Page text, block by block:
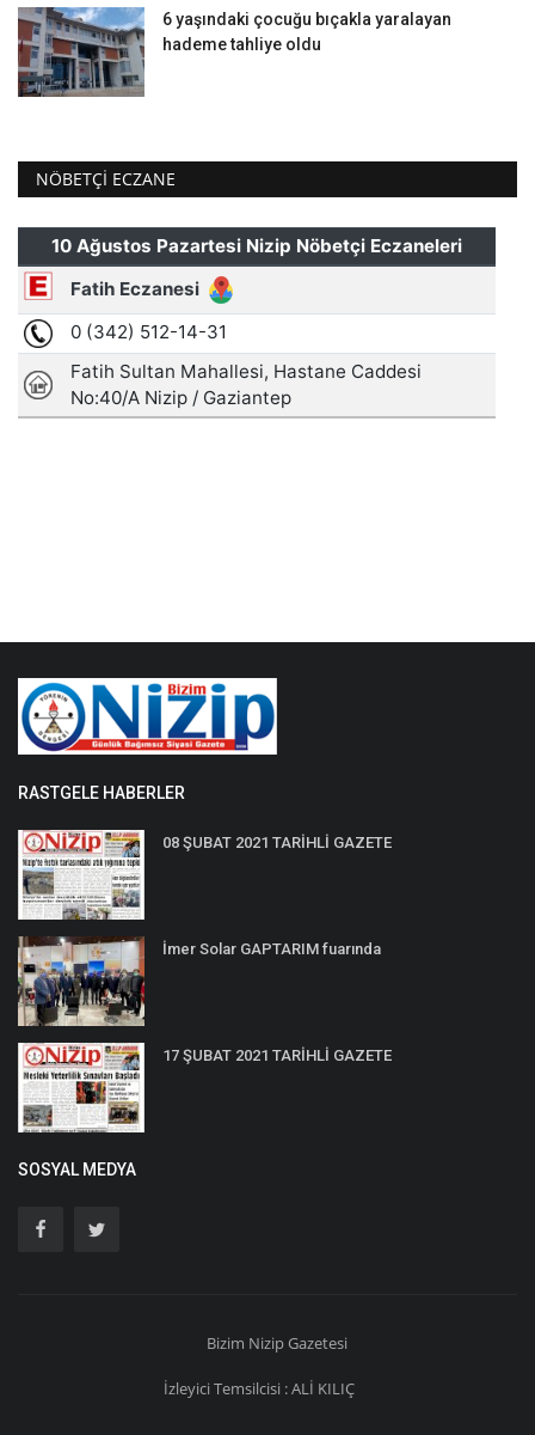
6 yaşındaki çocuğu bıçakla yaralayan
hademe tahliye oldu
NÖBETÇI ECZANE
RASTGELE HABERLER
08 ŞUBAT 2021 TARİHLİ GAZETE
İmer Solar GAPTARIM fuarında
17 ŞUBAT 2021 TARİHLİ GAZETE
SOSYAL MEDYA
Bizim NizipGazetesi
İzleyici Temsilcisi : ALİ KILIÇ